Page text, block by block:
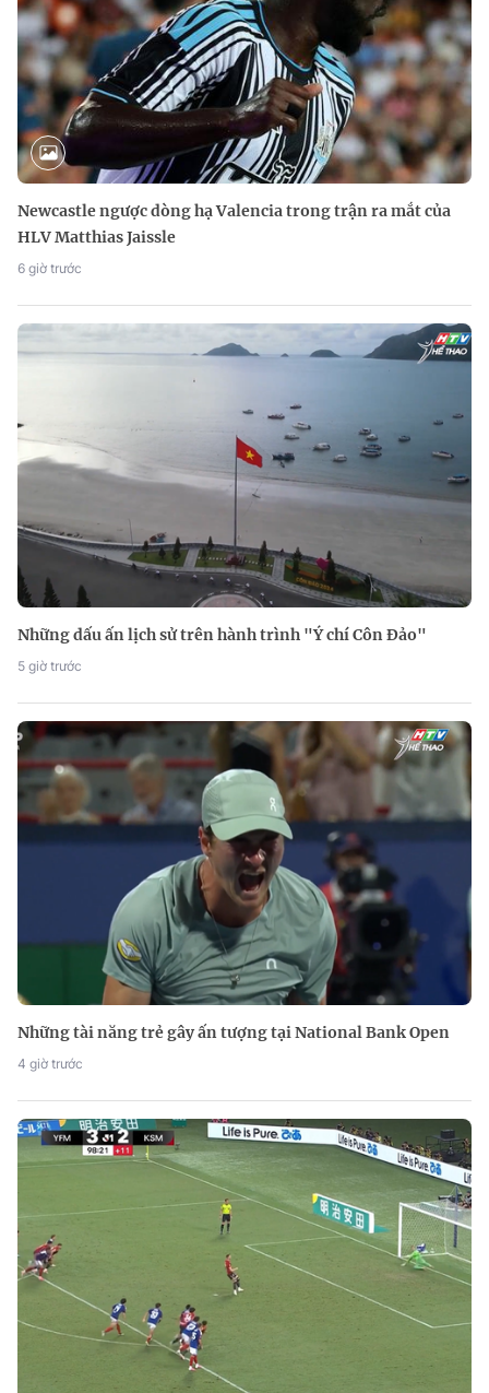
Newcastle ngược dòng hạ Valencia trong trận ra mắt của
HLV Matthias Jaissle
6 giờ trước
Những dấu ấn lịch sử trên hành trình "Ý chí Côn Đảo"
5 giờ trước
Những tài năng trẻ gây ấn tượng tại National Bank Open
4 giờ trước